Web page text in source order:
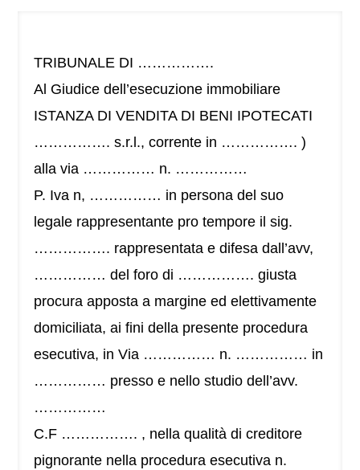
TRIBUNALE DI …………….
Al Giudice dell’esecuzione immobiliare
ISTANZA DI VENDITA DI BENI IPOTECATI
……………. s.r.l., corrente in ……………. )
alla via …………… n. ……………
P. Iva n, …………… in persona del suo
legale rappresentante pro tempore il sig.
……………. rappresentata e difesa dall’avv,
…………… del foro di ……………. giusta
procura apposta a margine ed elettivamente
domiciliata, ai fini della presente procedura
esecutiva, in Via …………… n. …………… in
…………… presso e nello studio dell’avv.
……………
C.F ……………. , nella qualità di creditore
pignorante nella procedura esecutiva n.